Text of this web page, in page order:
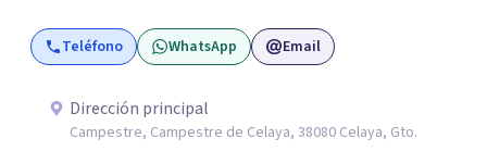
formación y actualización para brindar el
acompañamiento más efectivo a cada persona. Ofrezco
alimentación consciente, adaptado a las necesidades de
cada paciente y su familia. Atiendo de forma online.
Teléfono WhatsApp Email
Dirección principal
Campestre, Campestre de Celaya, 38080 Celaya, Gto.